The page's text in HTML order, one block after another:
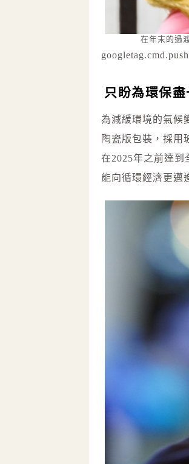
在年末的過
只盼為環保
為減緩環境的氣候
陶瓷版包裝，採用
在2025年之前達到
能向循環經濟更邁